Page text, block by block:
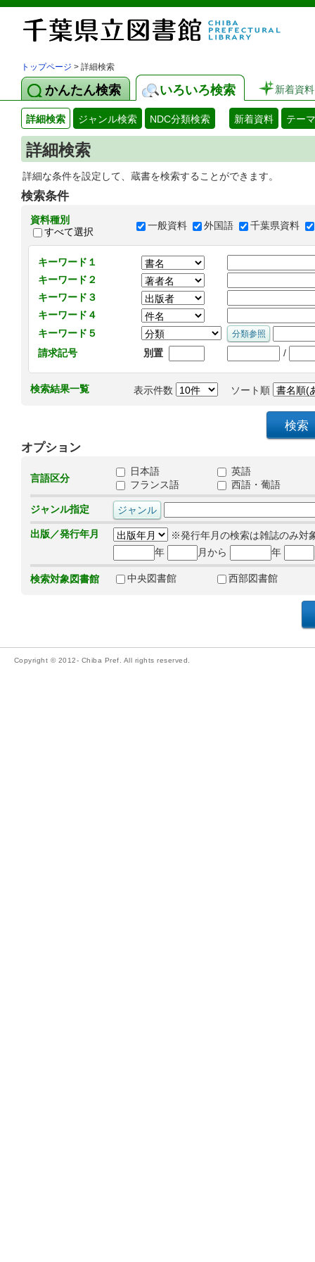
トップページ > 詳細検索
かんたん検索 いろいろ検索 新着資料
詳細検索 ジャンル検索 NDC分類検索 新着資料 テー
詳細検索
詳細な条件を設定して、蔵書を検索することができます。
検索条件
資料種別
すべて選択
一般資料 外国語 千葉県資料
キーワード１
キーワード２
キーワード３
キーワード４
キーワード５
請求記号
別置 /
検索結果一覧 表示件数 ソート順
オプション
言語区分
日本語
英語
フランス語
西語・葡語
ジャンル指定
出版／発行年月
※発行年月の検索は雑誌のみ対
年
月から 年
検索対象図書館 中央図書館 西部図書館
Copyright © 2012- Chiba Pref. All rights reserved.